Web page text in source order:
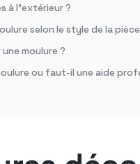
à l’extérieur ?
selon le style de la
moulure ?
ou faut-il une aide